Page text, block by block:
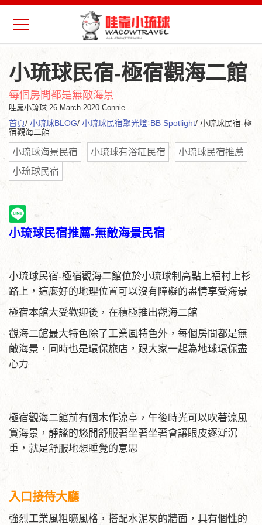
小琉球民宿-極宿觀海二館
每個房間都是無敵海景
哇靠小琉球 26 March 2020 Connie
首頁/ 小琉球BLOG/ 小琉球民宿聚光燈-BB Spotlight/ 小琉球民宿-極
宿觀海二館
小琉球海景民宿 小琉球有浴缸民宿
小琉球民宿推薦
小琉球民宿
小琉球民宿推薦-無敵海景民宿
小琉球民宿-極宿觀海二館位於小琉球制高點上福村上杉
路上，這麼好的地理位置可以沒有障礙的盡情享受海景
極宿本館大受歡迎後，在積極推出觀海二館
觀海二館最大特色除了工業風特色外，每個房間都是無
敵海景，同時也是環保旅店，跟大家一起為地球環保盡
心力
極宿觀海二館前有個木作涼亭，午後時光可以吹著涼風
賞海景，靜謐的悠閒舒服著坐著坐著會讓眼皮逐漸沉
重，就是舒服地想睡覺的意思
入口接待大廳
強烈工業風粗曠風格，搭配水泥灰的牆面，具有個性的